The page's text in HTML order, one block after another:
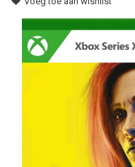
Merch
Funko